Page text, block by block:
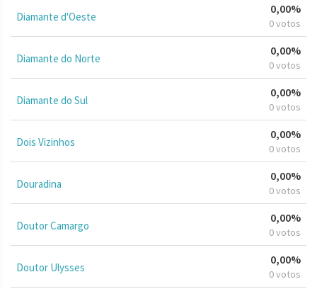
Diamante d'Oeste
0,00%
0 votos
Diamante do Norte
0,00%
0 votos
Diamante do Sul
0,00%
0 votos
Dois Vizinhos
0,00%
0 votos
Douradina
0,00%
0 votos
Doutor Camargo
0,00%
0 votos
Doutor Ulysses
0,00%
0 votos